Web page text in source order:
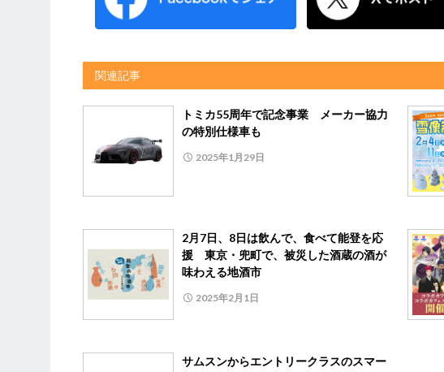
関連記事
トミカ55周年で記念事業 メーカー協力
の特別仕様車も
2025年1月29日
2月7日、8日は飲んで、食べて能登を応
援 東京・兜町で、被災した酒蔵の酒が
味わえる地酒市
2025年2月1日
サムスンからエントリークラスのスマー